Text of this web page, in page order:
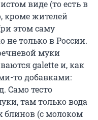
виде (то есть в
кроме жителей
этом саму
не только в России.
муки
galette и, как
то добавками:
Само тесто
там только вода
блинов (с молоком